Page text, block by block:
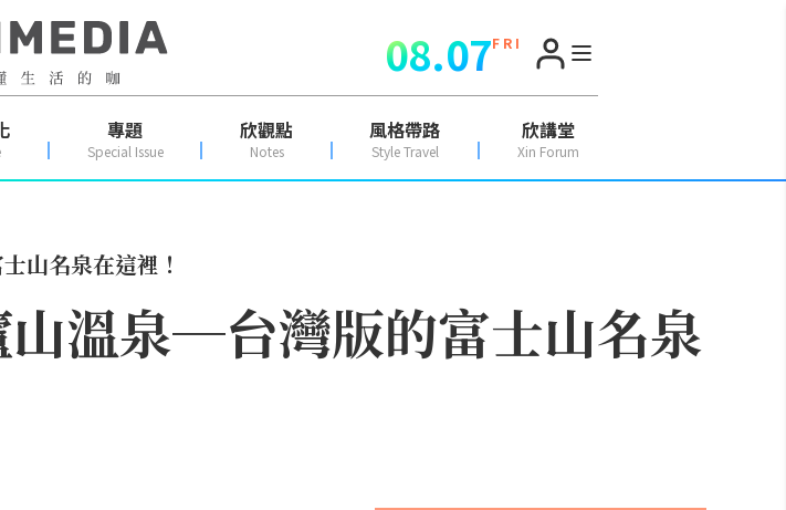
08.07F R I
專題
Special Issue
欣觀點
Notes
風格帶路
Style Travel
欣講堂
Xin Forum
山名泉在這裡！
溫泉─台灣版的富士山名泉